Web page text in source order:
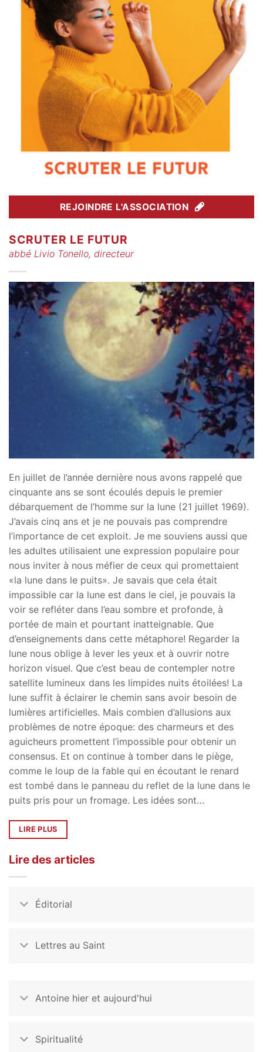
REJOINDRE L'ASSOCIATION
SCRUTER LE FUTUR
abbé Livio Tonello, directeur
En juillet de l’année dernière nous avons rappelé que
cinquante ans se sont écoulés depuis le premier
débarquement de l’homme sur la lune (21 juillet 1969).
J’avais cinq ans et je ne pouvais pas comprendre
l’importance de cet exploit. Je me souviens aussi que
les adultes utilisaient une expression populaire pour
nous inviter à nous méfier de ceux qui promettaient
«la lune dans le puits». Je savais que cela était
impossible car la lune est dans le ciel, je pouvais la
voir se refléter dans l’eau sombre et profonde, à
portée de main et pourtant inatteignable. Que
d’enseignements dans cette métaphore! Regarder la
lune nous oblige à lever les yeux et à ouvrir notre
horizon visuel. Que c’est beau de contempler notre
satellite lumineux dans les limpides nuits étoilées! La
lune suffit à éclairer le chemin sans avoir besoin de
lumières artificielles. Mais combien d’allusions aux
problèmes de notre époque: des charmeurs et des
aguicheurs promettent l’impossible pour obtenir un
consensus. Et on continue à tomber dans le piège,
comme le loup de la fable qui en écoutant le renard
est tombé dans le panneau du reflet de la lune dans le
puits pris pour un fromage. Les idées sont…
LIRE PLUS
Lire des articles
Éditorial
Lettres au Saint
Antoine hier et aujourd'hui
Spiritualité